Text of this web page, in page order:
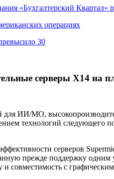
«Бухгалтерский Квартал»
операциях
30
серверы X14 на
ИИ/МО,
технологий следующего
серверов
прежде поддержку
и совместимость с